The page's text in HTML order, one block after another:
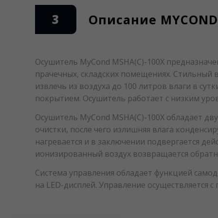
3 Описание
Осушитель MyСond MSHA(C)-100X
прачечных, складских помещениях.
извлечь из воздуха до 100 литров влаги в
покрытием. Осушитель работает с низким
Осушитель MyСond MSHA(C)-100X обладает
очистки, после чего излишняя влага
нагревается и в заключении подвергается
ионизированный воздух возвращается
Система управления обладает функцией
на LED-дисплей. Управление